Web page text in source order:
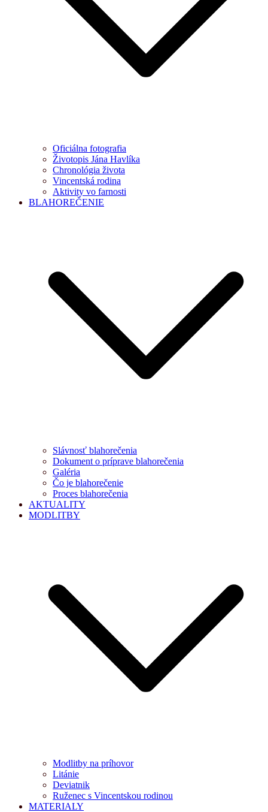
Oficiálna fotografia
Životopis Jána Havlíka
Chronológia života
Vincentská rodina
Aktivity vo farnosti
BLAHOREČENIE
Slávnosť blahorečenia
Dokument o príprave blahorečenia
Galéria
Čo je blahorečenie
Proces blahorečenia
AKTUALITY
MODLITBY
Modlitby na príhovor
Litánie
Deviatnik
Ruženec s Vincentskou rodinou
MATERIALY